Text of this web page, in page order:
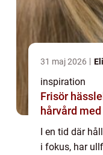
31 maj 2026
inspiration
Frisör hässleholm
hårvård
I en tid där
i fokus, har